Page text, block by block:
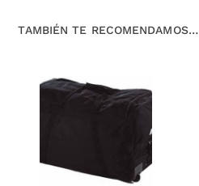
TAMBIÉN TE RECOMENDAMOS…